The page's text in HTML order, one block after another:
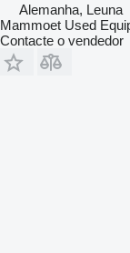
Alemanha, Leuna
Mammoet Used
Contacte o vendedor